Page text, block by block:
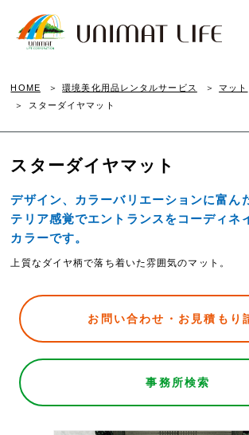
HOME 環境美化用品レンタルサービス
マット
スターダイヤマット
スターダイヤマット
デザイン、カラーバリエーションに富ん
テリア感覚でエントランスをコーディネ
カラーです。
上質なダイヤ柄で落ち着いた雰囲気のマット。
お問い合わせ・お見積もり
事務所検索